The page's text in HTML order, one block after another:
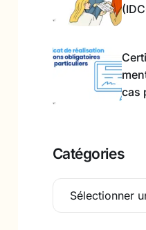
cas
Catégories